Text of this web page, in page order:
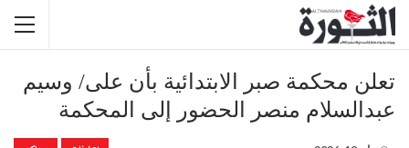
تعلن محكمة صبر الابتدائية بأن على/ وسيم
عبدالسلام منصر الحضور إلى المحكمة